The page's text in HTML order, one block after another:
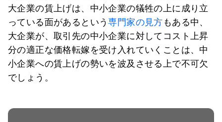
大企業の賃上げは、中小企業の犠牲の上に成り立
っている面があるという専門家の見方もある中、
大企業が、取引先の中小企業に対してコスト上昇
分の適正な価格転嫁を受け入れていくことは、中
小企業への賃上げの勢いを波及させる上で不可欠
でしょう。